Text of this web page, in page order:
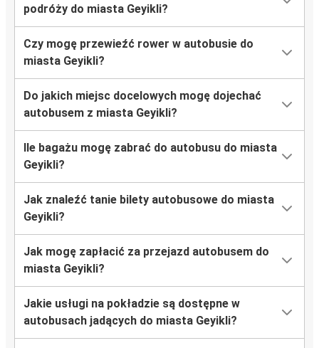
podróży do miasta Geyikli?
Czy mogę przewieźć rower w autobusie do
miasta Geyikli?
Do jakich miejsc docelowych mogę dojechać
autobusem z miasta Geyikli?
Ile bagażu mogę zabrać do autobusu do miasta
Geyikli?
Jak znaleźć tanie bilety autobusowe do miasta
Geyikli?
Jak mogę zapłacić za przejazd autobusem do
miasta Geyikli?
Jakie usługi na pokładzie są dostępne w
autobusach jadących do miasta Geyikli?